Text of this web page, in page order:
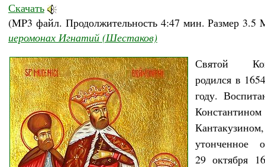
Скачать
(MP3 файл. Продолжительность 4:47 мин. Размер 3.5
иеромонах Игнатий (Шестаков)
Святой
родился в
году.
Константином
утонченное
29 октября